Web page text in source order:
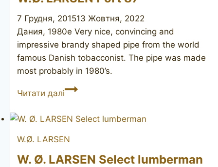
7 Грудня, 201513 Жовтня, 2022
Дания, 1980е Very nice, convincing and
impressive brandy shaped pipe from the world
famous Danish tobacconist. The pipe was made
most probably in 1980’s.
Читати даліW.Ø.
Port
W.Ø. LARSEN
W. Ø. LARSEN Select lumberman